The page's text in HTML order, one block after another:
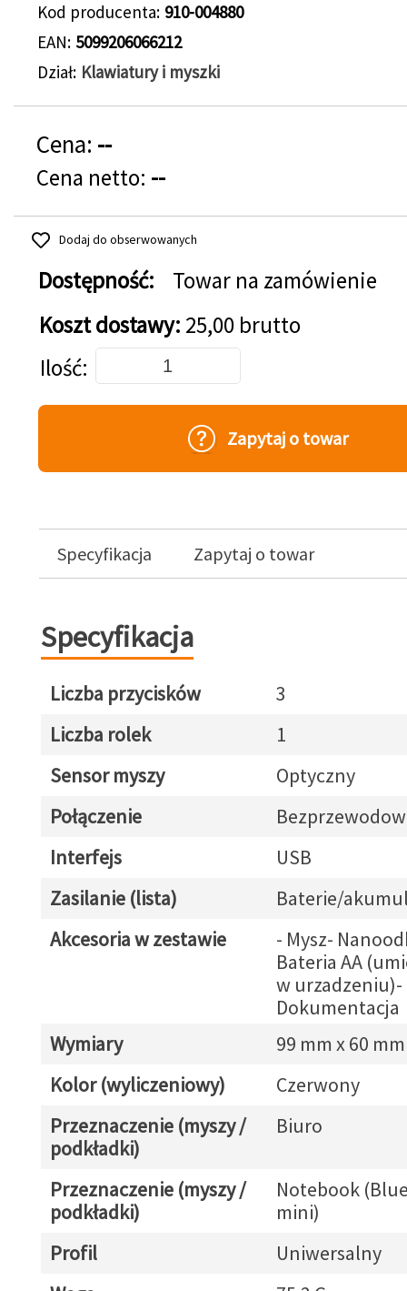
Kod producenta 910-004880
EAN 5099206066212
Dział Klawiatury i myszki
Cena: --
Cena netto: --
Dodaj do obserwowanych
Dostępność:
Towar na zamówienie
Koszt dostawy: 25,00 brutto
Dodaj do koszyka
Ilość
Zapytaj o towar
Specyfikacja Zapytaj o towar
Specyfikacja
Liczba przycisków
3
Liczba rolek
1
Sensor myszy
Optyczny
Połączenie
Interfejs
USB
Zasilanie (lista)
Baterie/
Akcesoria w zestawie
- Mysz-
Bateria AA
w urzadzeniu)-
Dokumentacja
Wymiary
99 mm x 60
Kolor (wyliczeniowy)
Czerwony
Przeznaczenie (myszy /
podkładki)
Biuro
Przeznaczenie (myszy /
podkładki)
Notebook
mini)
Profil
Uniwersalny